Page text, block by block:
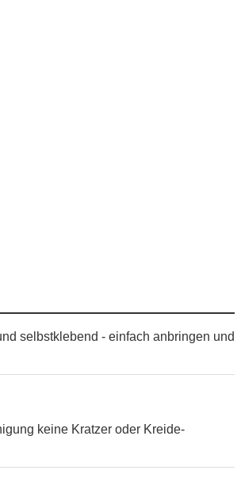
selbstklebend - einfach anbringen und
keine Kratzer oder Kreide-